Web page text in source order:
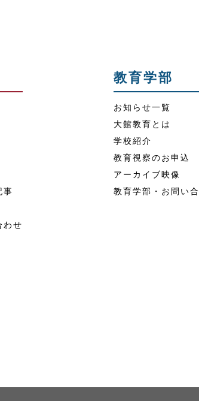
事
わせ
教育学部
お知らせ一覧
大館教育とは
学校紹介
教育視察のお申込
アーカイブ映像
教育学部・お問い